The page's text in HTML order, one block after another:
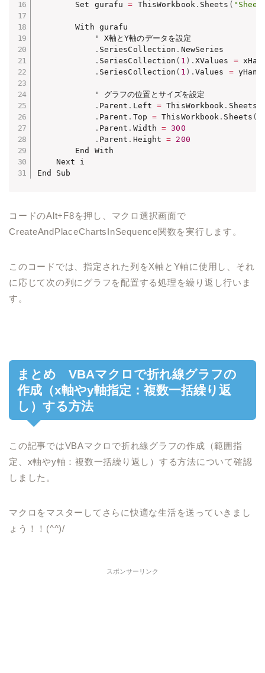
        Set gurafu
= ThisWorkbook. Sheets (
        With gurafu
            ' X軸とY軸のデータを設定
. SeriesCollection . NewSeries
. SeriesCollection ( 1 ) . XValues =
. SeriesCollection ( 1 ) . Values = yHani
            ' グラフの位置とサイズを設定
. Parent . Left = ThisWorkbook . Sheets
. Parent . Top = ThisWorkbook . Sheets (
. Parent . Width = 300
. Parent . Height = 200
        End With
    Next i
コードのAlt+F8を押し、マクロ選択画面で
CreateAndPlaceChartsInSequence関数を実行します。
このコードでは、指定された列をX軸とY軸に使用し、それ
に応じて次の列にグラフを配置する処理を繰り返し行いま
す。
まとめ VBAマクロで折れ線グラフの
作成（x軸やy軸指定：複数一括繰り返
し）する方法
この記事ではVBAマクロで折れ線グラフの作成（範囲指
定、x軸やy軸：複数一括繰り返し）する方法について確認
しました。
マクロをマスターしてさらに快適な生活を送っていきまし
ょう！！(^^)/
スポンサーリンク